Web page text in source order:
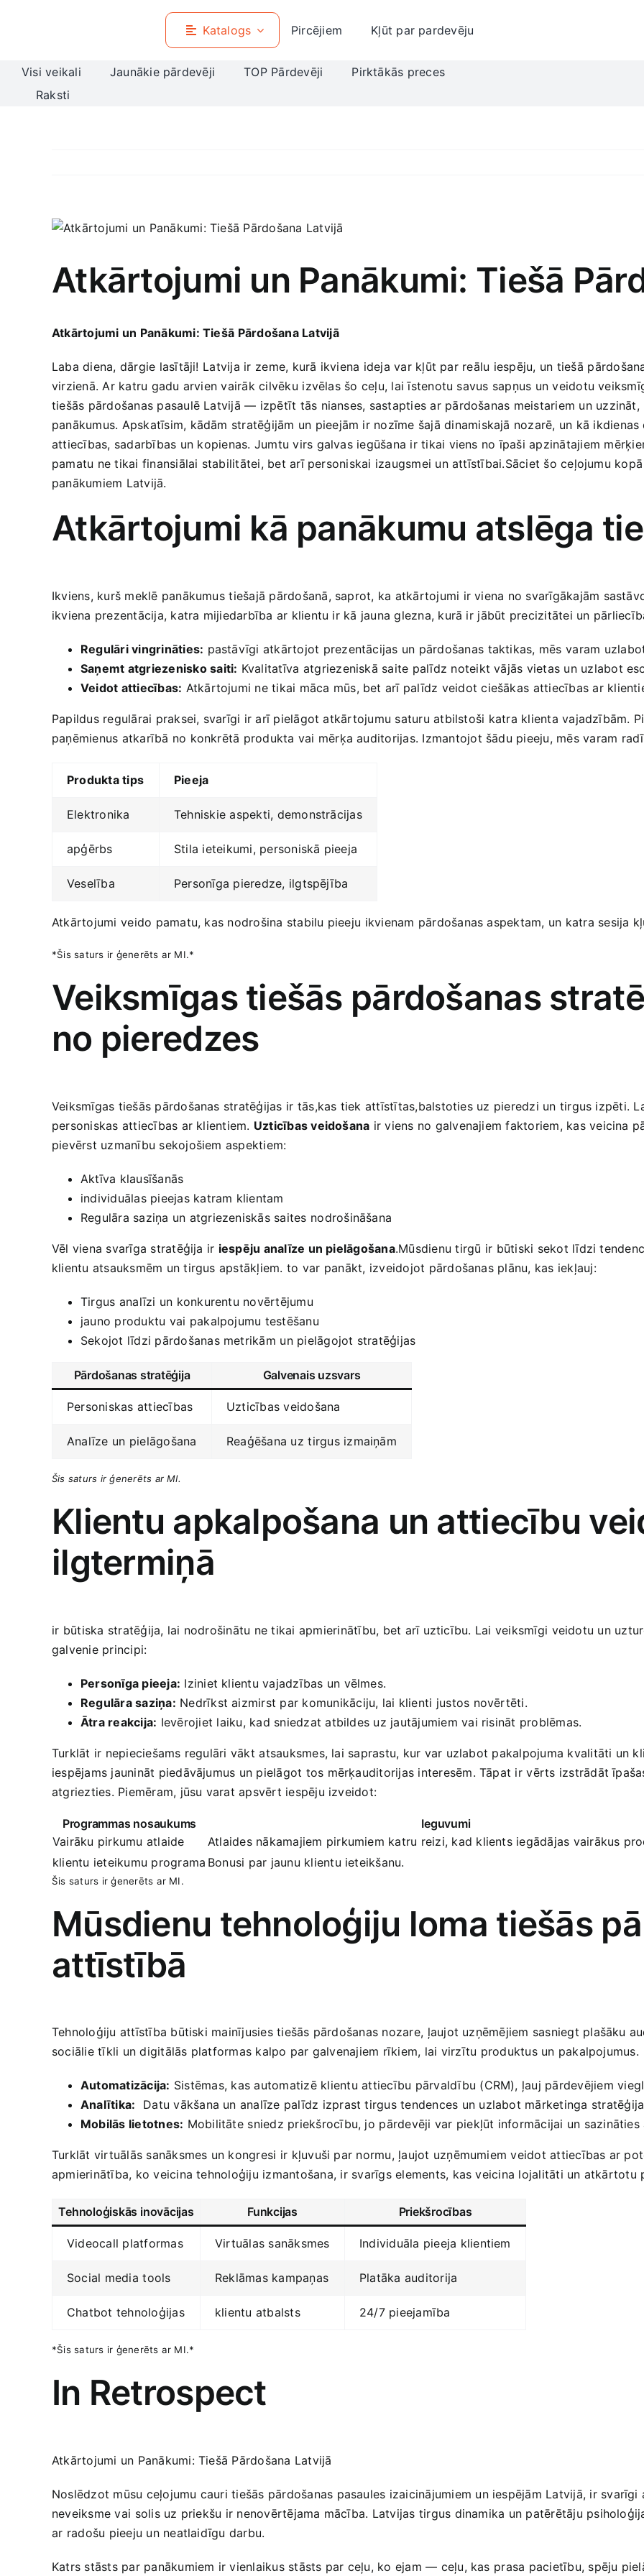
Katalogs Pircējiem Kļūt par pardevēju
Visi veikali Jaunākie pārdevēji TOP Pārdevēji
Pirktākās preces
Raksti
View
Image
Atkārtojumi un Panākumi: Tiešā
Atkārtojumi un Panākumi: Tiešā⁤ Pārdošana Latvijā
Laba diena, dārgie lasītāji! ⁢Latvija ir⁢ zeme, kurā ikviena ideja var kļūt par reālu iespēju,⁣ un tiešā⁤
virzienā. Ar katru gadu arvien vairāk cilvēku⁤ izvēlas šo ceļu, lai īstenotu savus sapņus un veidotu
tiešās pārdošanas pasaulē Latvijā — izpētīt tās nianses, sastapties ar pārdošanas meistariem un
panākumus. Apskatīsim, kādām stratēģijām un pieejām ir nozīme šajā dinamiskajā nozarē, un kā
attiecības, sadarbības ⁢un kopienas. Jumtu virs galvas iegūšana ir tikai​ viens no īpaši ‍apzinātajiem⁢
pamatu ne tikai finansiālai stabilitātei, bet ‍arī personiskai izaugsmei un attīstībai.Sāciet šo ceļojumu
panākumiem Latvijā.
Atkārtojumi kā panākumu atslēga
Ikviens, kurš meklē panākumus ⁣tiešajā pārdošanā, saprot, ka atkārtojumi ir viena no svarīgākajām
ikviena prezentācija, ‍katra mijiedarbība‍ ar klientu ir kā jauna glezna, kurā ir ⁢jābūt precizitātei un⁣
Regulāri vingrināties: pastāvīgi atkārtojot prezentācijas un pārdošanas ⁣taktikas, mēs⁤ varam
Saņemt atgriezenisko saiti: Kvalitatīva⁣ atgriezeniskā​ saite palīdz noteikt vājās vietas un uzlabot
Veidot attiecības: Atkārtojumi ne tikai ‍māca mūs, bet arī palīdz veidot ‍ciešākas ⁢attiecības ar
Papildus regulārai praksei, svarīgi ir arī pielāgot atkārtojumu saturu atbilstoši katra klienta‍ vajadzībām.
paņēmienus atkarībā no konkrētā ‍produkta vai mērķa auditorijas. Izmantojot šādu pieeju, mēs varam
Produkta tips Pieeja
Elektronika Tehniskie aspekti, demonstrācijas
apģērbs Stila ‍ieteikumi, personiskā pieeja
Veselība Personīga pieredze, ilgtspējība
Atkārtojumi⁢ veido pamatu, kas​ nodrošina stabilu pieeju ⁢ikvienam pārdošanas aspektam, un katra sesija
*Šis saturs ir ģenerēts ar‍ MI.*
Veiksmīgas tiešās pārdošanas
no pieredzes
Veiksmīgas tiešās pārdošanas stratēģijas ⁣ir tās,kas tiek attīstītas,balstoties uz pieredzi un tirgus izpēti.
personiskas attiecības ar klientiem. Uzticības veidošana ir viens no galvenajiem faktoriem, kas veicina
pievērst uzmanību sekojošiem aspektiem:
Aktīva​ klausīšanās
individuālas pieejas‌ katram ‍klientam
Regulāra saziņa un atgriezeniskās saites ⁢nodrošināšana
Vēl viena svarīga stratēģija ir iespēju analīze ‍un pielāgošana.Mūsdienu tirgū ⁣ir būtiski sekot līdzi
klientu atsauksmēm un tirgus apstākļiem. to⁢ var⁣ panākt, izveidojot pārdošanas plānu, kas iekļauj:
Tirgus ⁣analīzi un konkurentu novērtējumu
jauno produktu ⁢vai pakalpojumu testēšanu
Sekojot līdzi pārdošanas metrikām ⁣un pielāgojot stratēģijas
Pārdošanas stratēģija Galvenais ‌uzsvars
Personiskas attiecības Uzticības veidošana
Analīze ⁤un pielāgošana Reaģēšana uz ⁢tirgus izmaiņām
Šis saturs ir ģenerēts ar MI.
Klientu apkalpošana un attiecību
ilgtermiņā
ir⁤ būtiska stratēģija, lai nodrošinātu ne tikai⁣ apmierinātību, bet arī uzticību. Lai veiksmīgi⁢ veidotu un
galvenie principi:
Personīga pieeja: Iziniet klientu vajadzības un vēlmes.
Regulāra saziņa: ​Nedrīkst aizmirst par komunikāciju, lai klienti⁤ justos novērtēti.
Ātra reakcija: Ievērojiet ⁢laiku, kad sniedzat atbildes​ uz jautājumiem vai‍ risināt ‌problēmas.
Turklāt ir nepieciešams regulāri vākt ⁢atsauksmes, lai saprastu, kur var uzlabot pakalpojuma ‍kvalitāti un
iespējams jaunināt piedāvājumus un pielāgot tos ‍mērķauditorijas ‍interesēm. Tāpat ir ⁤vērts izstrādāt
atgriezties. Piemēram, jūsu varat apsvērt iespēju izveidot:
Programmas nosaukums
Ieguvumi
Vairāku pirkumu atlaide
Atlaides nākamajiem pirkumiem‍ katru reizi, kad klients iegādājas vairākus
klientu ieteikumu programa Bonusi par jaunu klientu ieteikšanu.
Šis saturs ir ģenerēts ar MI.
Mūsdienu tehnoloģiju loma tiešās
attīstībā
Tehnoloģiju attīstība būtiski mainījusies tiešās pārdošanas nozare, ⁤ļaujot uzņēmējiem sasniegt plašāku
sociālie tīkli un digitālās platformas kalpo par galvenajiem rīkiem, lai ⁢virzītu produktus un‍ pakalpojumus.
Automatizācija: Sistēmas,⁢ kas automatizē klientu ⁣attiecību pārvaldību (CRM), ‌ļauj pārdevējiem
Analītika:
Datu vākšana ‌un analīze palīdz izprast tirgus tendences un uzlabot mārketinga
Mobilās lietotnes: Mobilitāte ⁤sniedz priekšrocību, jo ⁣pārdevēji var piekļūt informācijai un sazināties
Turklāt virtuālās ‍sanāksmes un kongresi ⁤ir kļuvuši par normu, ‌ļaujot uzņēmumiem veidot attiecības ar
apmierinātība, ko veicina tehnoloģiju izmantošana, ⁢ir svarīgs elements, kas veicina lojalitāti un atkārtotu​
Tehnoloģiskās inovācijas Funkcijas Priekšrocības
Videocall‍ platformas Virtuālas sanāksmes Individuāla pieeja klientiem
Social media⁢ tools Reklāmas kampaņas Platāka auditorija
Chatbot tehnoloģijas klientu‍ atbalsts 24/7 pieejamība
*Šis saturs ir ģenerēts ar MI.*
In Retrospect
Atkārtojumi un Panākumi: Tiešā Pārdošana Latvijā
Noslēdzot mūsu ​ceļojumu cauri tiešās pārdošanas pasaules izaicinājumiem un iespējām Latvijā, ir
neveiksme vai⁤ solis uz priekšu ir nenovērtējama mācība. Latvijas tirgus dinamika un patērētāju
⁣ar radošu pieeju un neatlaidīgu darbu.
Katrs stāsts par panākumiem ir vienlaikus stāsts par ceļu, ko ejam — ceļu, kas ⁢prasa pacietību, spēju